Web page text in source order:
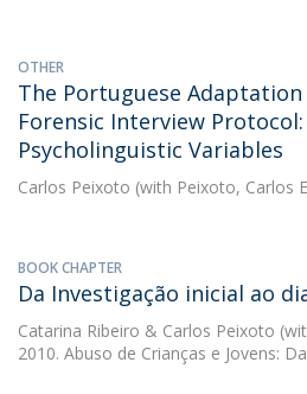
OTHER
The Portuguese
Forensic Interview
Psycholinguistic Variables
Carlos Peixoto (with Peixoto, Carlos
BOOK CHAPTER
Da Investigação inicial ao
Catarina Ribeiro & Carlos Peixoto
2010. Abuso de Crianças e Jovens: